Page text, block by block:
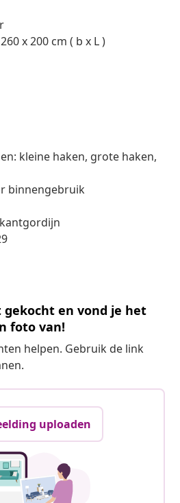
x 200 cm ( b x L )
kleine haken, grote haken,
binnengebruik
gekocht en vond je het
foto van!
helpen. Gebruik de link
uploaden